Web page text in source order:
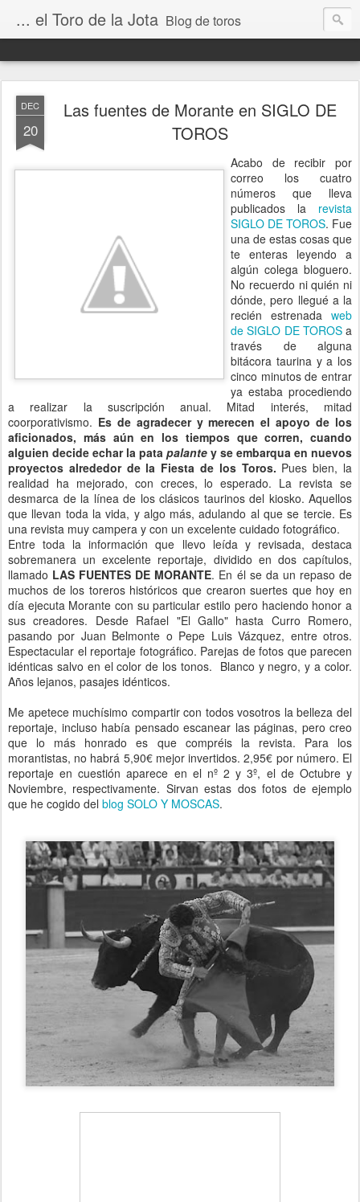
... el Toro de la Jota Blog de toros
DEC
20
Las fuentes de Morante en SIGLO DE
TOROS
Acabo de recibir por
correo los cuatro
números que lleva
publicados la revista
SIGLO DE TOROS. Fue
una de estas cosas que
te enteras leyendo a
algún colega bloguero.
No recuerdo ni quién ni
dónde, pero llegué a la
recién estrenada web
de SIGLO DE TOROSa
través de alguna
bitácora taurina y a los
cinco minutos de entrar
ya estaba procediendo
a realizar la suscripción anual. Mitad interés, mitad
coorporativismo. Es de agradecer y merecen el apoyo de los
aficionados, más aún en los tiempos que corren, cuando
alguien decide echar la pata palante y se embarqua en nuevos
proyectos alrededor de la Fiesta de los Toros. Pues bien, la
realidad ha mejorado, con creces, lo esperado. La revista se
desmarca de la línea de los clásicos taurinos del kiosko. Aquellos
que llevan toda la vida, y algo más, adulando al que se tercie. Es
una revista muy campera y con un excelente cuidado fotográfico.
Entre toda la información que llevo leída y revisada, destaca
sobremanera un excelente reportaje, dividido en dos capítulos,
llamado LAS FUENTES DE MORANTE. En él se da un repaso de
muchos de los toreros históricos que crearon suertes que hoy en
día ejecuta Morante con su particular estilo pero haciendo honor a
sus creadores. Desde Rafael "El Gallo" hasta Curro Romero,
pasando por Juan Belmonte o Pepe Luis Vázquez, entre otros.
Espectacular el reportaje fotográfico. Parejas de fotos que parecen
idénticas salvo en el color de los tonos. Blanco y negro, y a color.
Años lejanos, pasajes idénticos.
Me apetece muchísimo compartir con todos vosotros la belleza del
reportaje, incluso había pensado escanear las páginas, pero creo
que lo más honrado es que compréis la revista. Para los
morantistas, no habrá 5,90€ mejor invertidos. 2,95€ por número. El
reportaje en cuestión aparece en el nº 2 y 3º, el de Octubre y
Noviembre, respectivamente. Sirvan estas dos fotos de ejemplo
que he cogido del blog SOLO Y MOSCAS.